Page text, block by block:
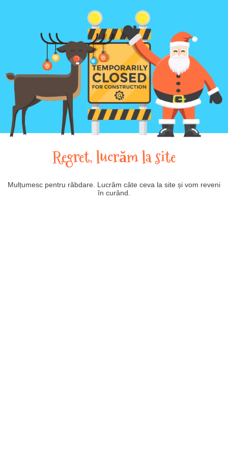
Regret, lucrăm la site
Mulțumesc pentru răbdare. Lucrăm câte ceva la site și vom reveni
în curând.